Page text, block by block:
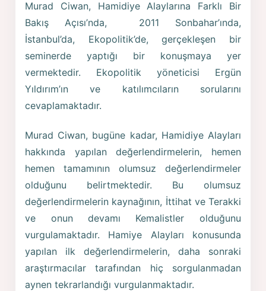
Murad Ciwan, Hamidiye Alaylarına Farklı Bir
Bakış Açısı’nda, 2011 Sonbahar’ında,
İstanbul’da, Ekopolitik’de, gerçekleşen bir
seminerde yaptığı bir konuşmaya yer
vermektedir. Ekopolitik yöneticisi Ergün
Yıldırım’ın ve katılımcıların sorularını
cevaplamaktadır.
Murad Ciwan, bugüne kadar, Hamidiye Alayları
hakkında yapılan değerlendirmelerin, hemen
hemen tamamının olumsuz değerlendirmeler
olduğunu belirtmektedir. Bu olumsuz
değerlendirmelerin kaynağının, İttihat ve Terakki
ve onun devamı Kemalistler olduğunu
vurgulamaktadır. Hamiye Alayları konusunda
yapılan ilk değerlendirmelerin, daha sonraki
araştırmacılar tarafından hiç sorgulanmadan
aynen tekrarlandığı vurgulanmaktadır.